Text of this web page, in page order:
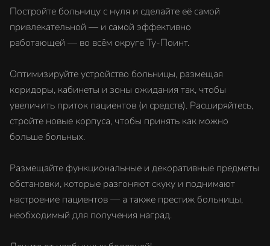
Постройте больницу с нуля и сделайте её самой
привлекательной — и самой эффективно
работающей — во всём округе Ту-Поинт.
Оптимизируйте устройство больницы, размещая
коридоры, кабинеты и зоны ожидания так, чтобы
увеличить приток пациентов (и средств). Расширяйтесь,
стройте новые корпуса, чтобы принять как можно
больше больных.
Размещайте функциональные и декоративные предметы
обстановки, которые разгоняют скуку и поднимают
настроение пациентов — а также престиж больницы,
необходимый для получения наград.